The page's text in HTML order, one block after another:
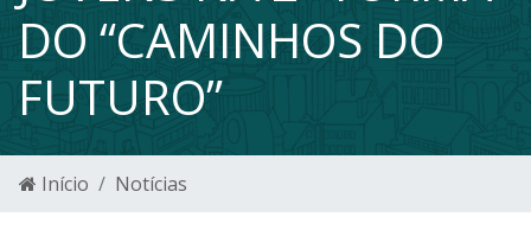
DO “CAMINHOS DO
FUTURO”
Início Notícias